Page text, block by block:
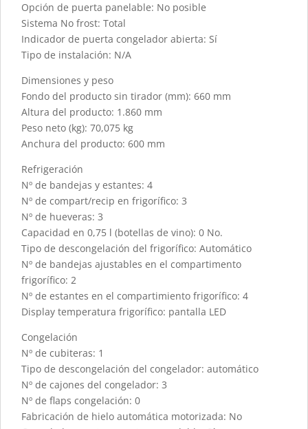
Opción de puerta panelable: No posible
Sistema No frost: Total
Indicador de puerta congelador abierta: Sí
Tipo de instalación: N/A
Dimensiones y peso
Fondo del producto sin tirador (mm): 660 mm
Altura del producto: 1.860 mm
Peso neto (kg): 70,075 kg
Anchura del producto: 600 mm
Refrigeración
Nº de bandejas y estantes: 4
Nº de compart/recip en frigorífico: 3
Nº de hueveras: 3
Capacidad en 0,75 l (botellas de vino): 0 No.
Tipo de descongelación del frigorífico: Automático
Nº de bandejas ajustables en el compartimento
frigorífico: 2
Nº de estantes en el compartimiento frigorífico: 4
Display temperatura frigorífico: pantalla LED
Congelación
Nº de cubiteras: 1
Tipo de descongelación del congelador: automático
Nº de cajones del congelador: 3
Nº de flaps congelación: 0
Fabricación de hielo automática motorizada: No